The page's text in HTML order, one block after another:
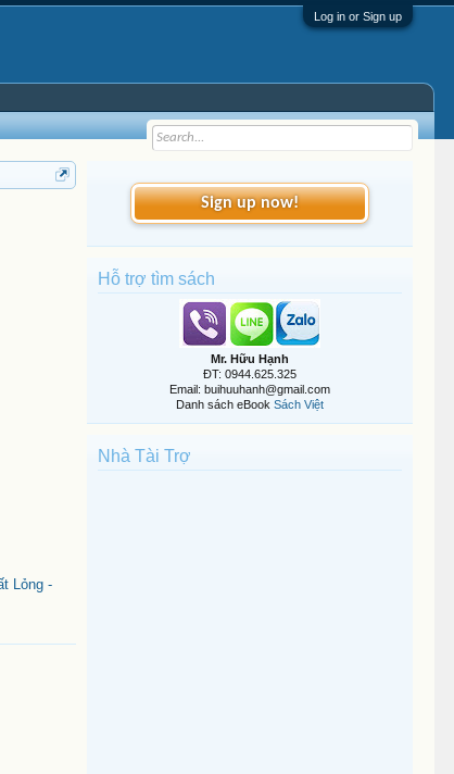
Log in or Sign up
Lỏng -
Sign up now!
Hỗ trợ tìm sách
Mr. Hữu Hạnh
ĐT: 0944.625.325
Email: buihuuhanh@gmail.com
Danh sách eBook Sách Việt
Nhà Tài Trợ